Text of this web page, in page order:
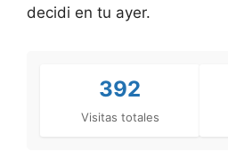
decidi en tu ayer.
392
Visitas totales